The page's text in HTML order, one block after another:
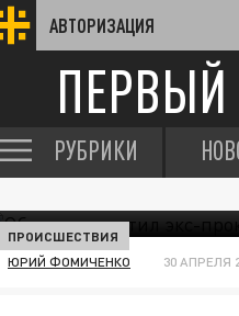
АВТОРИЗАЦИЯ
ПЕРВЫЙ
РУБРИКИ
ПРОИСШЕСТВИЯ
ЮРИЙ ФОМИЧЕНКО 30 АПРЕЛЯ